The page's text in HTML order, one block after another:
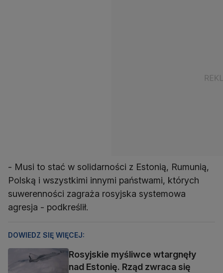
- Musi to stać w solidarności z Estonią, Rumunią,
Polską i wszystkimi innymi państwami, których
suwerenności zagraża rosyjska systemowa
agresja - podkreślił.
DOWIEDZ SIĘ WIĘCEJ:
Rosyjskie myśliwce wtargnęły
nad Estonię. Rząd zwraca się